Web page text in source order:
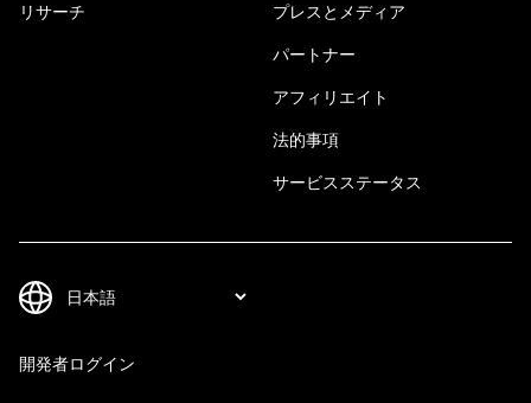
リサーチ プレスとメディア
パートナー
アフィリエイト
法的事項
サービスステータス
開発者ログイン